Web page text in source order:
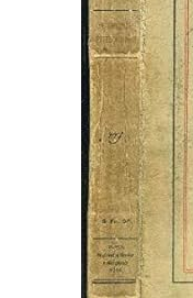
Textbooks
Start Selling